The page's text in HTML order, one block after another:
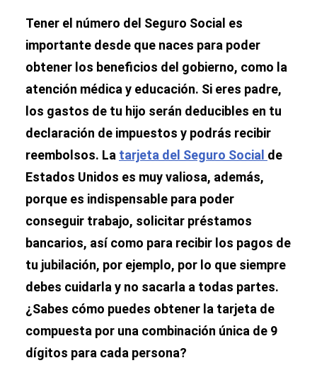
Tener el número del Seguro Social es
importante desde que naces para poder
obtener los beneficios del gobierno, como la
atención médica y educación. Si eres padre,
los gastos de tu hijo serán deducibles en tu
declaración de impuestos y podrás recibir
reembolsos. La tarjeta del Seguro Social de
Estados Unidos es muy valiosa, además,
porque es indispensable para poder
conseguir trabajo, solicitar préstamos
bancarios, así como para recibir los pagos de
tu jubilación, por ejemplo, por lo que siempre
debes cuidarla y no sacarla a todas partes.
¿Sabes cómo puedes obtener la tarjeta de
compuesta por una combinación única de 9
dígitos para cada persona?